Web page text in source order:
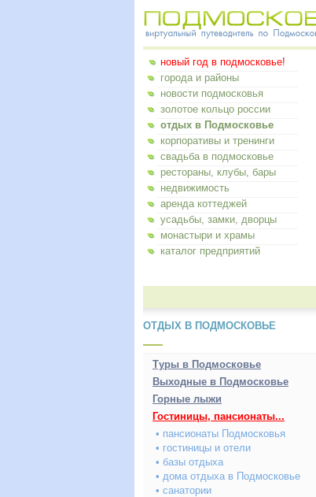
новый год в подмосковье!
города и районы
новости подмосковья
золотое кольцо россии
отдых в Подмосковье
корпоративы и тренинги
свадьба в подмосковье
рестораны, клубы, бары
недвижимость
аренда коттеджей
усадьбы, замки, дворцы
монастыри и храмы
каталог предприятий
ОТДЫХ В ПОДМОСКОВЬЕ
Туры в Подмосковье
Выходные в Подмосковье
Горные лыжи
Гостиницы, пансионаты...
• пансионаты Подмосковья
• гостиницы и отели
• базы отдыха
• дома отдыха в Подмосковье
• санатории